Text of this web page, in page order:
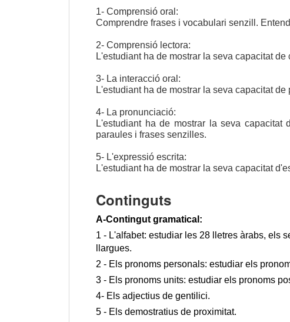
1- Comprensió oral:
Comprendre frases i vocabulari senzill.
2- Comprensió lectora:
L'estudiant ha de mostrar la seva capacitat
3- La interacció oral:
L'estudiant ha de mostrar la seva capacitat
4- La pronunciació:
L'estudiant ha de mostrar la seva
paraules i frases senzilles.
5- L'expressió escrita:
L'estudiant ha de mostrar la seva capacitat
Continguts
A-Contingut gramatical:
1 - L'alfabet: estudiar les 28 lletres àrabs, els
llargues.
2 - Els pronoms personals: estudiar els
3 - Els pronoms units: estudiar els pronoms
4- Els adjectius de gentilici.
5 - Els demostratius de proximitat.